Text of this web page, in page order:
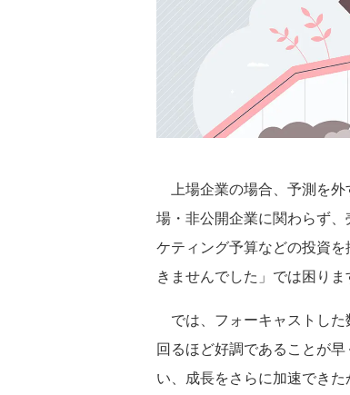
上場企業の場合、予測を
場・非公開企業に関わらず
ケティング予算などの投資
きませんでした」では困りま
では、フォーキャストし
回るほど好調であることが
い、成長をさらに加速でき